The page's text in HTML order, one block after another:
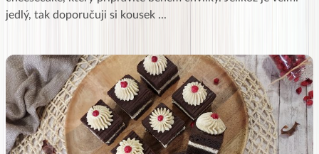
jedlý, tak doporučuji si kousek ...